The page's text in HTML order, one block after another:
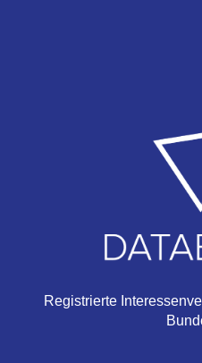
Registrierte